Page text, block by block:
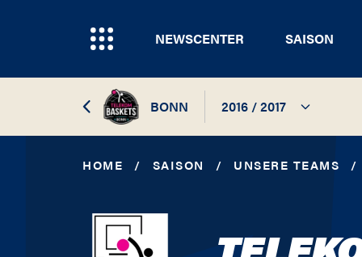
NEWSCENTER SAISON
BONN 2016 / 2017
2024 / 2025
HOME / SAISON / UNSERE TEAMS /